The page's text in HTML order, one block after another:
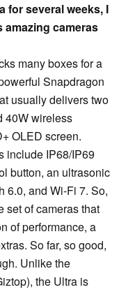
for several weeks, I
cameras
many boxes for a
Snapdragon
usually delivers two
40W wireless
OLED screen.
include IP68/IP69
button, an ultrasonic
6.0, and Wi-Fi 7. So,
set of cameras that
of performance, a
So far, so good,
Unlike the
the Ultra is